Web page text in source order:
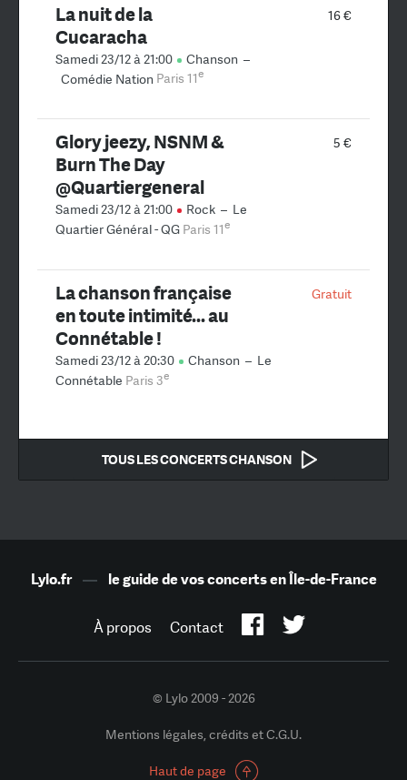
16 €
La nuit de la
Cucaracha
Samedi 23/12 à 21:00 Chanson –
Comédie Nation Paris 11e
5 €
Glory jeezy, NSNM &
Burn The Day
@Quartiergeneral
Samedi 23/12 à 21:00 Rock – Le
Quartier Général - QG Paris 11e
Gratuit
La chanson française
en toute intimité... au
Connétable !
Samedi 23/12 à 20:30 Chanson – Le
Connétable Paris 3e
TOUS LES CONCERTS CHANSON
Lylo.fr— le guide de vos concerts en Île-de-France
À propos Contact
© Lylo 2009 - 2026
Mentions légales, crédits et C.G.U.
Haut de page